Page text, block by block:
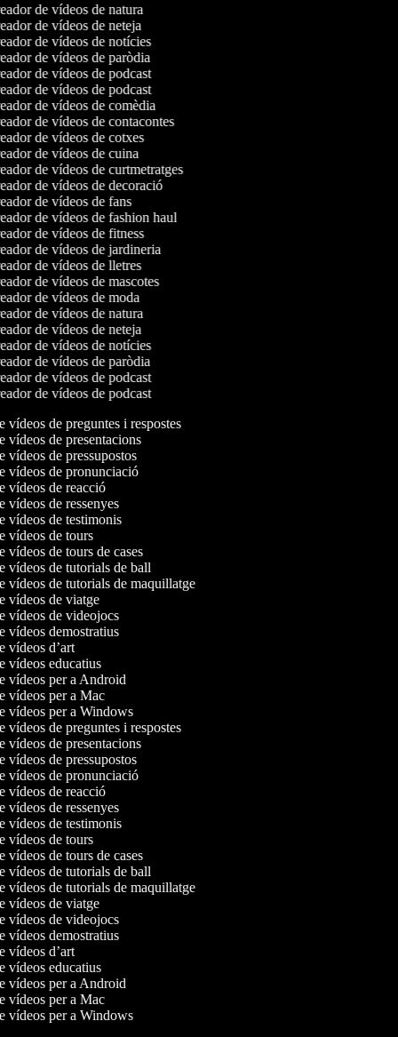
de vídeos de natura
de vídeos de neteja
de vídeos de notícies
de vídeos de paròdia
de vídeos de podcast
de vídeos de podcast
de vídeos de comèdia
de vídeos de contacontes
de vídeos de cotxes
de vídeos de cuina
de vídeos de curtmetratges
de vídeos de decoració
de vídeos de fans
de vídeos de fashion haul
de vídeos de fitness
de vídeos de jardineria
de vídeos de lletres
de vídeos de mascotes
de vídeos de moda
de vídeos de natura
de vídeos de neteja
de vídeos de notícies
de vídeos de paròdia
de vídeos de podcast
de vídeos de podcast
vídeos de preguntes i respostes
vídeos de presentacions
vídeos de pressupostos
vídeos de pronunciació
vídeos de reacció
vídeos de ressenyes
vídeos de testimonis
vídeos de tours
vídeos de tours de cases
vídeos de tutorials de ball
vídeos de tutorials de maquillatge
vídeos de viatge
vídeos de videojocs
vídeos demostratius
vídeos d’art
vídeos educatius
vídeos per a Android
vídeos per a Mac
vídeos per a Windows
vídeos de preguntes i respostes
vídeos de presentacions
vídeos de pressupostos
vídeos de pronunciació
vídeos de reacció
vídeos de ressenyes
vídeos de testimonis
vídeos de tours
vídeos de tours de cases
vídeos de tutorials de ball
vídeos de tutorials de maquillatge
vídeos de viatge
vídeos de videojocs
vídeos demostratius
vídeos d’art
vídeos educatius
vídeos per a Android
vídeos per a Mac
vídeos per a Windows